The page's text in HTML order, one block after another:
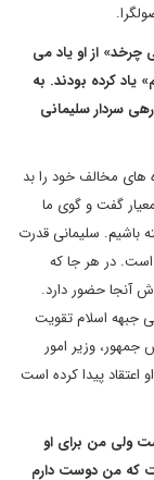
از او یاد می
یاد کرده بودند. به
سردار سلیمانی
مخالف خود را بد
گفت و گوی ما
باشیم. سلیمانی قدرت
است. در هر جا که
آنجا حضور دارد.
جبهه اسلام تقویت
وزیر امور
اعتقاد پیدا کرده است
ولی من برای او
که من دوست دارم